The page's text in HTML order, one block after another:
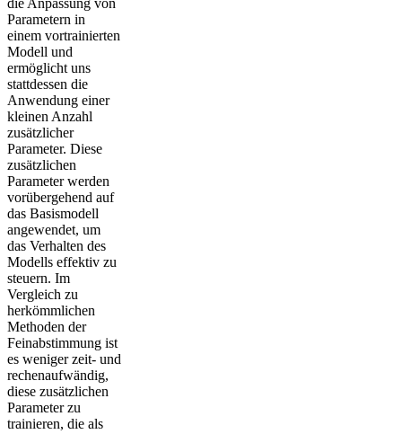
Parametern in
einem vortrainierten
Modell und
ermöglicht uns
stattdessen die
Anwendung einer
kleinen Anzahl
zusätzlicher
Parameter. Diese
zusätzlichen
Parameter werden
vorübergehend auf
das Basismodell
angewendet, um
das Verhalten des
Modells effektiv zu
steuern. Im
Vergleich zu
herkömmlichen
Methoden der
Feinabstimmung ist
es weniger zeit- und
rechenaufwändig,
diese zusätzlichen
Parameter zu
trainieren, die als